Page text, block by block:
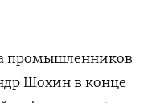
промышленников
Шохин в конце